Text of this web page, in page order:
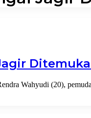
Wahyudi (20),